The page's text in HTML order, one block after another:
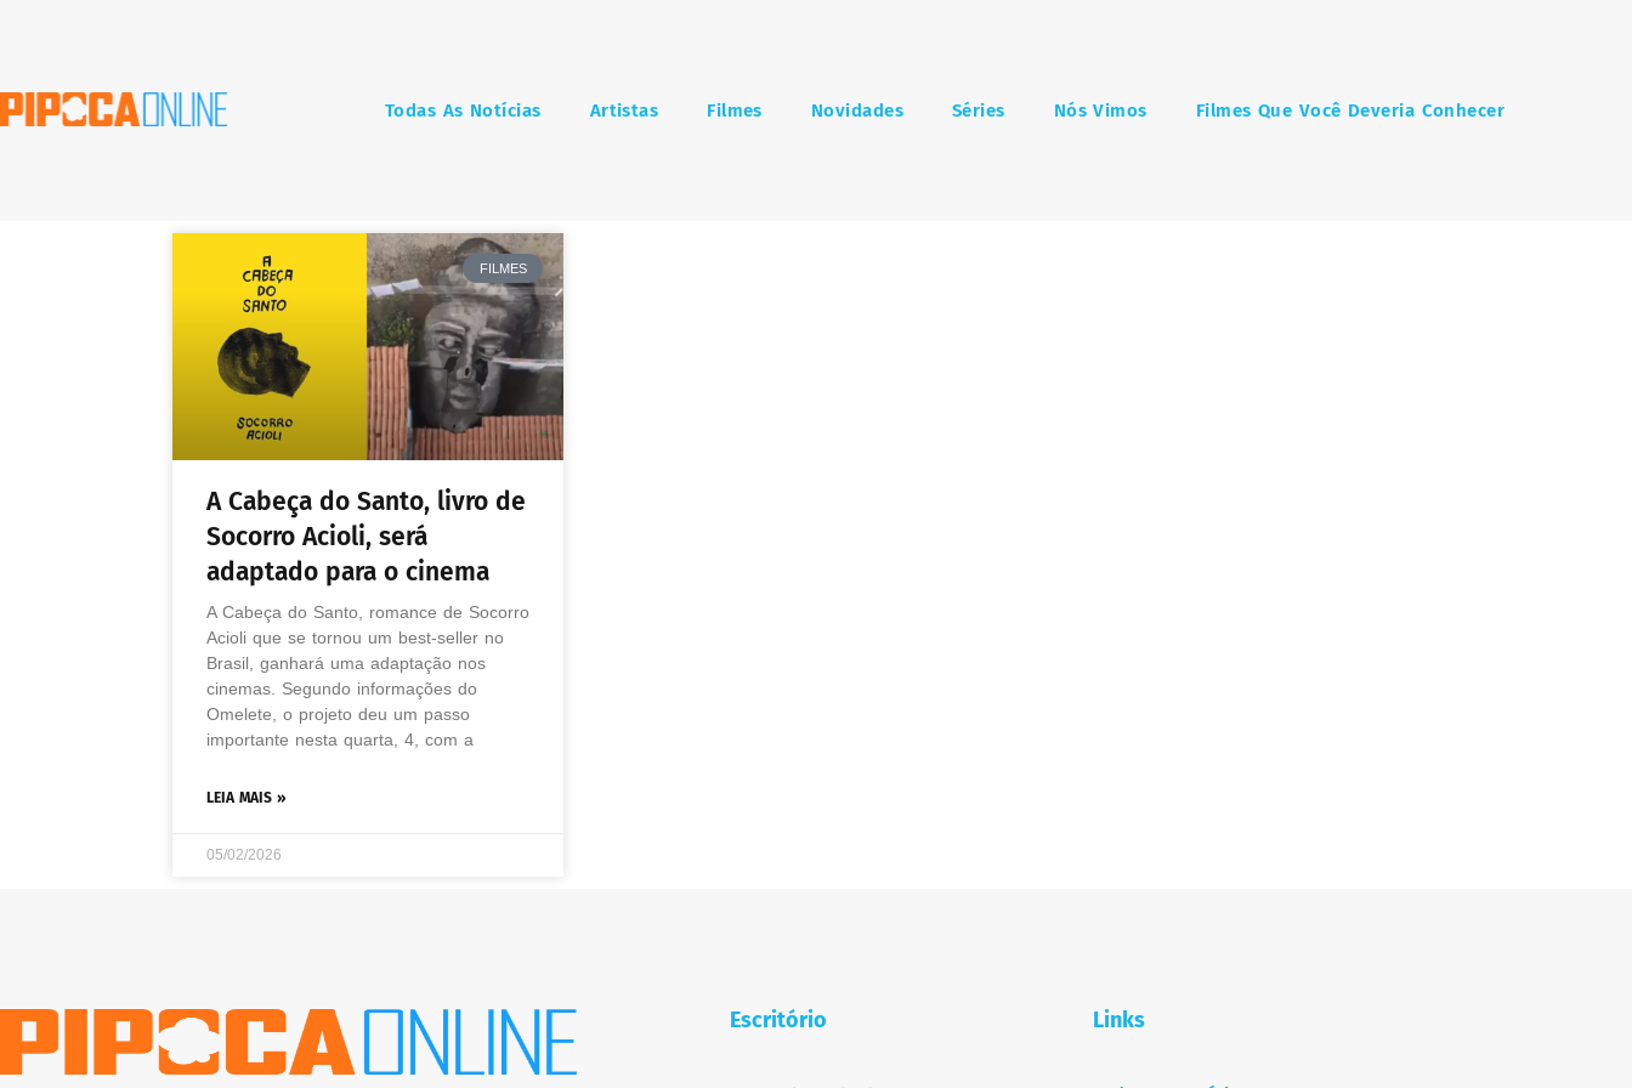
Todas As Notícias Artistas Filmes Novidades Séries Nós Vimos Filmes Que Você Deveria Conhecer
FILMES
A Cabeça do Santo, livro de
Socorro Acioli, será
adaptado para o cinema
A Cabeça do Santo, romance de Socorro
Acioli que se tornou um best-seller no
Brasil, ganhará uma adaptação nos
cinemas. Segundo informações do
Omelete, o projeto deu um passo
importante nesta quarta, 4, com a
LEIA MAIS »
05/02/2026
Escritório Links